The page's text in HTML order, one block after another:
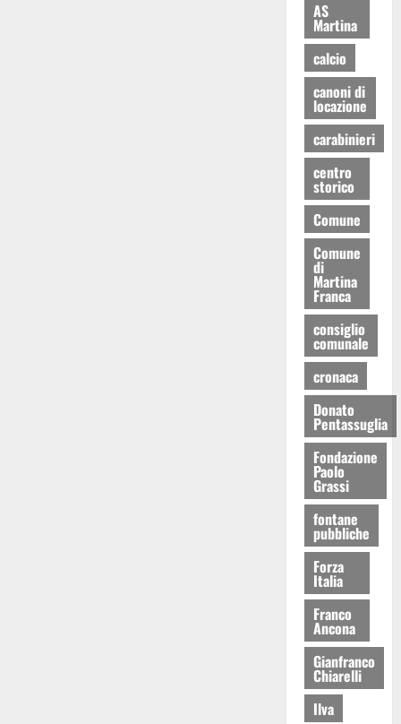
AS
Martina
calcio
canoni di
locazione
carabinieri
centro
storico
Comune
Comune
di
Martina
Franca
consiglio
comunale
cronaca
Donato
Pentassuglia
Fondazione
Paolo
Grassi
fontane
pubbliche
Forza
Italia
Franco
Ancona
Gianfranco
Chiarelli
Ilva